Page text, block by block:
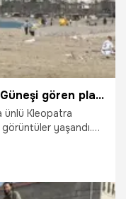
Antalya şubatta yazı yaşıyor! Güneşi gören plaja koştu
ünlü Kleopatra
yaşandı.